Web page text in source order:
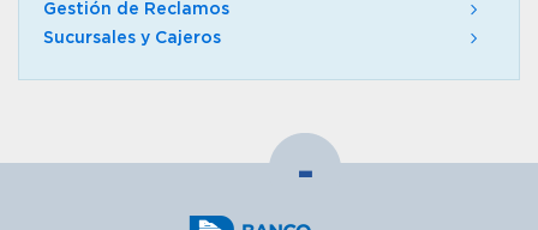
Gestión de Reclamos
Sucursales y Cajeros
-